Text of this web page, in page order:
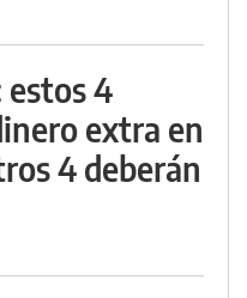
estos 4
extra en
4 deberán